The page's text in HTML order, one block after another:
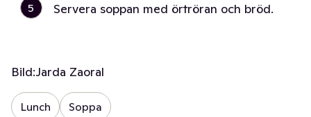
5 Servera soppan med örtröran och bröd.
Bild:Jarda Zaoral
Lunch Soppa